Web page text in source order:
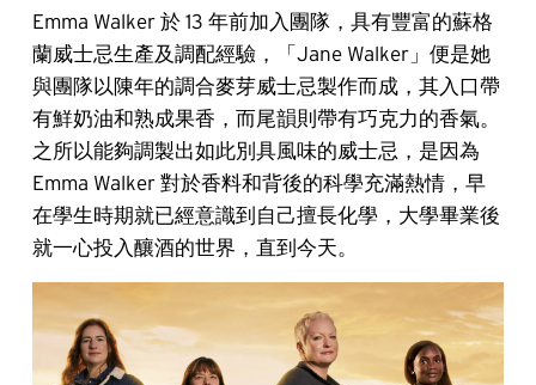
Emma Walker 於 13 年前加入團隊，具有豐富的蘇格
蘭威士忌生產及調配經驗，「Jane Walker」便是她
與團隊以陳年的調合麥芽威士忌製作而成，其入口帶
有鮮奶油和熟成果香，而尾韻則帶有巧克力的香氣。
之所以能夠調製出如此別具風味的威士忌，是因為
Emma Walker 對於香料和背後的科學充滿熱情，早
在學生時期就已經意識到自己擅長化學，大學畢業後
就一心投入釀酒的世界，直到今天。